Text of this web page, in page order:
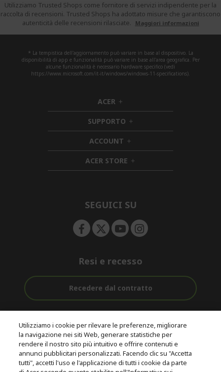
Utilizziamo Trusted Shops come fornitore di servizi indipendente per la
raccolta di recensioni. Trusted Shops ha adottato misure che garantiscono
autenticità delle recensioni rilasciate.
Maggiori informazioni
* La tempistica dell'aggiornamento può variare in base al dispositivo. La
disponibilità di app e funzionalità può variare in base all'area geografica. Per
alcune funzionalità è necessario hardware specifico (vedi
https://www.microsoft.com/it-it/windows/windows-11-specifications).
ACER h
i
d
d
e
n
SUPPORTO h
i
d
d
e
n
ACCOUNT h
i
d
d
ACER STORE h
i
e
SEGUICI SU
Resi e recesso
Recedere dal contratto
Gratuita
Assistenza
pre e post
acquisto
Con 0% Di
Tasso
D'interesse
© 2026 Acer Inc.
CPYou B.V. è il rivenditore autorizzato dei prodotti Acer venduti in
Utilizziamo i cookie per rilevare le preferenze, migliorare
la navigazione nei siti Web, generare statistiche per
rendere il nostro sito più intuitivo e offrire contenuti e
annunci pubblicitari personalizzati. Facendo clic su "Accetta
tutti", accetti l'uso e l'applicazione di tutti i cookie da parte